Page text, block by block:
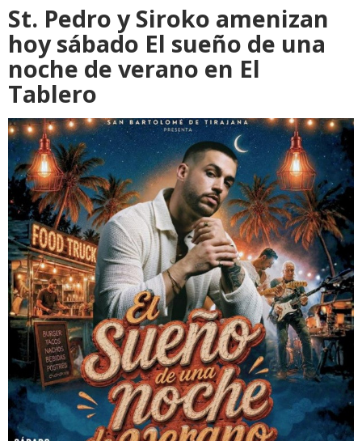
St. Pedro y Siroko amenizan
hoy sábado El sueño de una
noche de verano en El
Tablero